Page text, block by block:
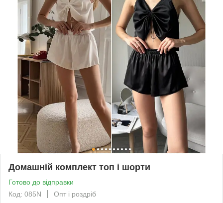
Домашній комплект топ і шорти
Готово до відправки
Код: 085N
Опт і роздріб